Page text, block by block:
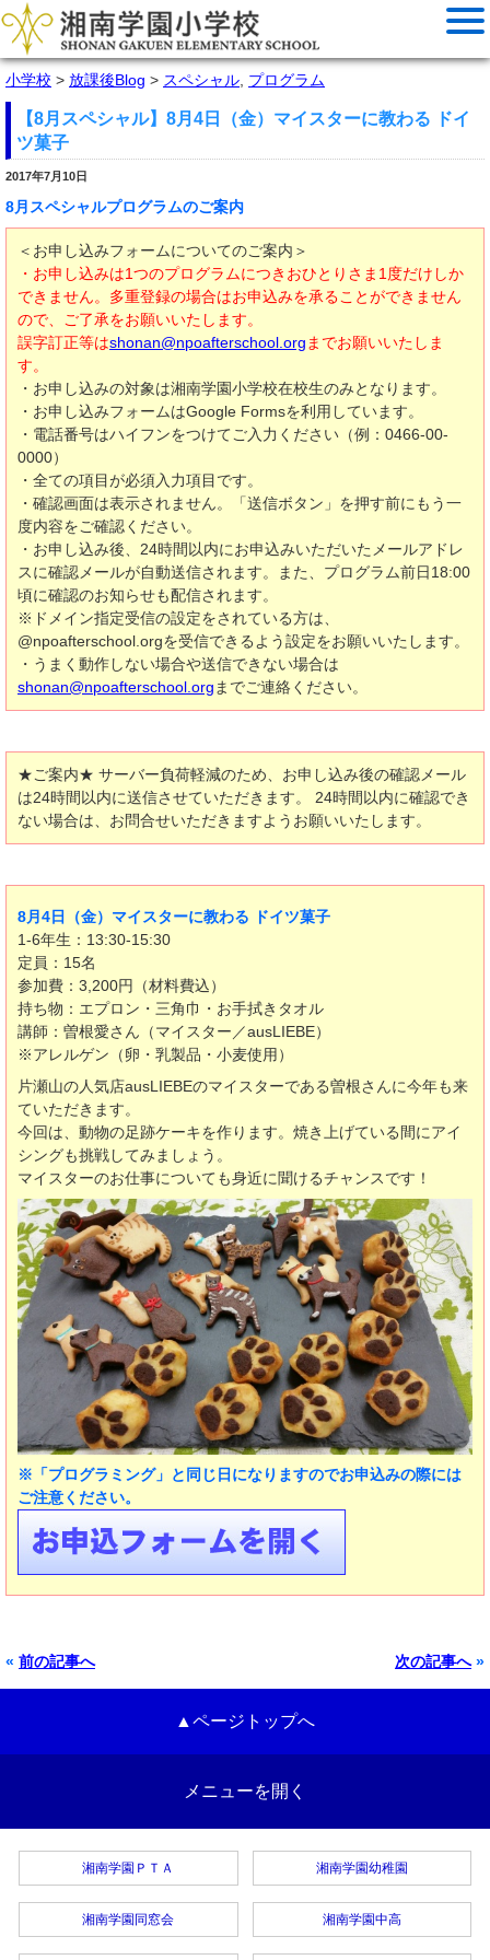
小学校 > 放課後Blog > スペシャル プログラム
【8月スペシャル】8月4日（金）マイスターに教わる ドイ
ツ菓子
2017年7月10日
8月スペシャルプログラムのご案内
＜お申し込みフォームについてのご案内＞
・お申し込みは1つのプログラムにつきおひとりさま1度だけしか
できません。多重登録の場合はお申込みを承ることができません
ので、ご了承をお願いいたします。
誤字訂正等はshonan@npoafterschool.org までお願いいたしま
す。
・お申し込みの対象は湘南学園小学校在校生のみとなります。
・お申し込みフォームはGoogle Formsを利用しています。
・電話番号はハイフンをつけてご入力ください（例：0466-00-
0000）
・全ての項目が必須入力項目です。
・確認画面は表示されません。「送信ボタン」を押す前にもう一
度内容をご確認ください。
・お申し込み後、24時間以内にお申込みいただいたメールアドレ
スに確認メールが自動送信されます。また、プログラム前日18:00
頃に確認のお知らせも配信されます。
※ドメイン指定受信の設定をされている方は、
@npoafterschool.orgを受信できるよう設定をお願いいたします。
・うまく動作しない場合や送信できない場合は
shonan@npoafterschool.org までご連絡ください。
★ご案内★ サーバー負荷軽減のため、お申し込み後の確認メール
は24時間以内に送信させていただきます。 24時間以内に確認でき
ない場合は、お問合せいただきますようお願いいたします。
8月4日（金）マイスターに教わる ドイツ菓子
1-6年生：13:30-15:30
定員：15名
参加費：3,200円（材料費込）
持ち物：エプロン・三角巾・お手拭きタオル
講師：曽根愛さん（マイスター／ausLIEBE）
※アレルゲン（卵・乳製品・小麦使用）
片瀬山の人気店ausLIEBEのマイスターである曽根さんに今年も来
ていただきます。
今回は、動物の足跡ケーキを作ります。焼き上げている間にアイ
シングも挑戦してみましょう。
マイスターのお仕事についても身近に聞けるチャンスです！
※「プログラミング」と同じ日になりますのでお申込みの際には
ご注意ください。
« 前の記事へ 次の記事へ»
▲ページトップへ
メニューを開く
湘南学園ＰＴＡ
湘南学園同窓会
湘南学園幼稚園
湘南学園中高